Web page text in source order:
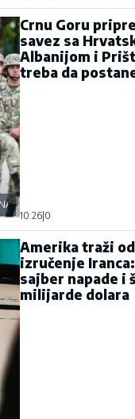
OSOVINA
Crnu Goru
savez sa
Albanijom i
treba da
10:26 0
Amerika traži
izručenje
sajber napade i
milijarde dolara